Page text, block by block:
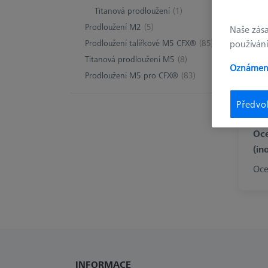
Titanová prodloužení (1)
Prodloužení M2 (5)
Prodloužení talířkové M5 CFX® (85)
Titanová prodloužení M5 (8)
Prodloužení M5 pro CFX® (83)
INFORMACE
Naše